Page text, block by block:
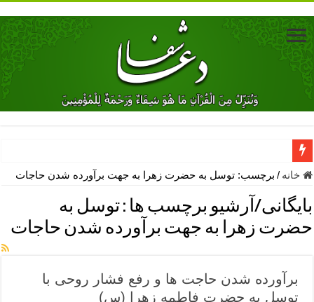
دعای جلب محبت فوری معشوق – دعای جلب محبت شوهر
دعای مشکل گشا برای رفع فقر – ذکرهای روزی‌ بخش
معجزات دعای یا من اظهر الجمیل – دعای یا من اظهر الجمیل برای
مهم ترین اذکار الهی و فضیلت آن ها – ذکر مخصوص مستجاب الدعوه
دعا برای ترس بچه ها در خواب – دعای ترس و بی خوابی کودکان
نماز حاجت برای کار گشایی- دعای رفع مشکلات و طلب حاجت
خانه / برچسب:توسل به حضرت زهرا به جهت برآورده شدن حاجات
بایگانی/آرشیو برچسب ها :توسل به
حضرت زهرا به جهت برآورده شدن حاجات
برآورده شدن حاجت ها و رفع فشار روحی با
توسل به حضرت فاطمه زهرا (س)